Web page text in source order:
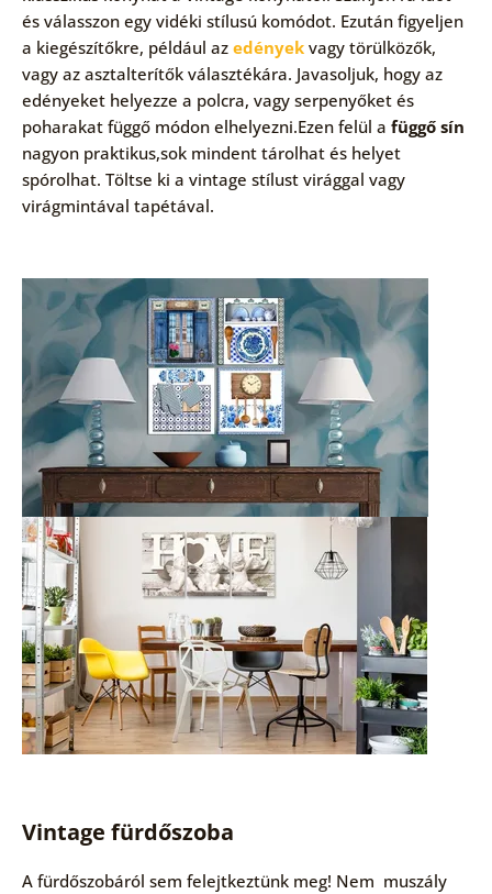
és válasszon egy vidéki stílusú komódot. Ezután figyeljen
a kiegészítőkre, például az edényekvagy törülközők,
vagy az asztalterítők választékára. Javasoljuk, hogy az
edényeket helyezze a polcra, vagy serpenyőket és
poharakat függő módon elhelyezni.Ezen felül a függő sín
nagyon praktikus,sok mindent tárolhat és helyet
spórolhat. Töltse ki a vintage stílust virággal vagy
virágmintával tapétával.
Vintage fürdőszoba
A fürdőszobáról sem felejtkeztünk meg! Nem muszály